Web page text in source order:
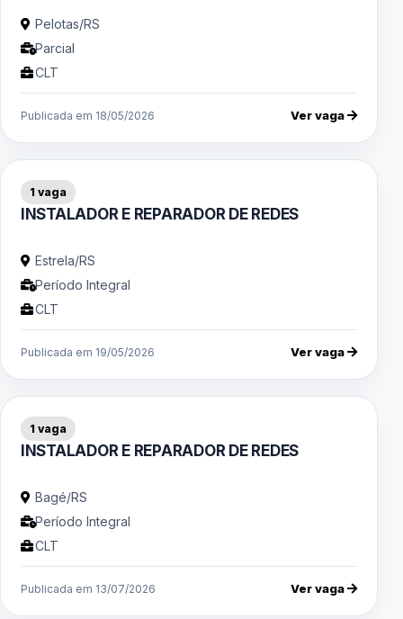
Pelotas/RS
Parcial
CLT
Publicada em 18/05/2026 Ver vaga
1 vaga
INSTALADOR E REPARADOR DE REDES
Estrela/RS
Período Integral
CLT
Publicada em 19/05/2026 Ver vaga
1 vaga
INSTALADOR E REPARADOR DE REDES
Bagé/RS
Período Integral
CLT
Publicada em 13/07/2026 Ver vaga